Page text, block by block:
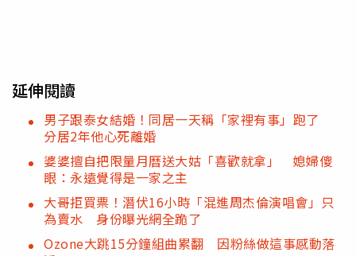
延伸閱讀
男子跟泰女結婚！同居一天稱「家裡有事」跑了
分居2年他心死離婚
婆婆擅自把限量月曆送大姑「喜歡就拿」 媳婦傻
眼：永遠覺得是一家之主
大哥拒買票！潛伏16小時「混進周杰倫演唱會」只
為賣水 身份曝光網全跪了
Ozone大跳15分鐘組曲累翻 因粉絲做這事感動落